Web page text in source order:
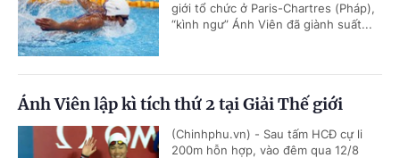
giới tổ chức ở Paris-Chartres (Pháp),
“kình ngư” Ánh Viên đã giành suất...
Ánh Viên lập kì tích thứ 2 tại Giải Thế giới
(Chinhphu.vn) - Sau tấm HCĐ cự li
200m hỗn hợp, vào đêm qua 12/8